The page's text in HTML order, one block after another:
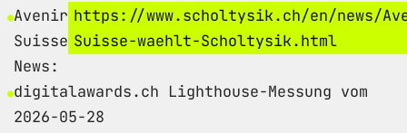
Avenir
Suisse
News:
https://www.scholtysik.ch/en/news/
Suisse-waehlt-Scholtysik.html
digitalawards.ch Lighthouse-Messung vom
2026-05-28